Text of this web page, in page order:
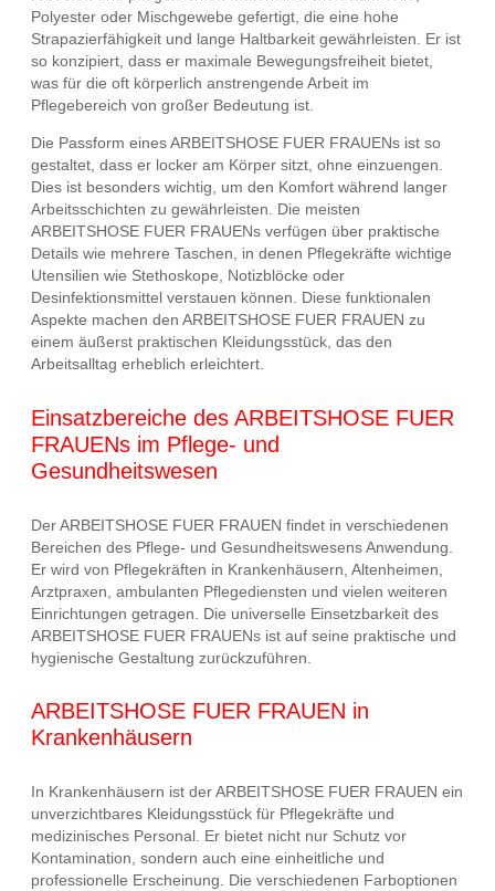
Polyester oder Mischgewebe gefertigt, die eine hohe
Strapazierfähigkeit und lange Haltbarkeit gewährleisten. Er ist
so konzipiert, dass er maximale Bewegungsfreiheit bietet,
was für die oft körperlich anstrengende Arbeit im
Pflegebereich von großer Bedeutung ist.
Die Passform eines ARBEITSHOSE FUER FRAUENs ist so
gestaltet, dass er locker am Körper sitzt, ohne einzuengen.
Dies ist besonders wichtig, um den Komfort während langer
Arbeitsschichten zu gewährleisten. Die meisten
ARBEITSHOSE FUER FRAUENs verfügen über praktische
Details wie mehrere Taschen, in denen Pflegekräfte wichtige
Utensilien wie Stethoskope, Notizblöcke oder
Desinfektionsmittel verstauen können. Diese funktionalen
Aspekte machen den ARBEITSHOSE FUER FRAUEN zu
einem äußerst praktischen Kleidungsstück, das den
Arbeitsalltag erheblich erleichtert.
Einsatzbereiche des ARBEITSHOSE FUER
FRAUENs im Pflege- und
Gesundheitswesen
Der ARBEITSHOSE FUER FRAUEN findet in verschiedenen
Bereichen des Pflege- und Gesundheitswesens Anwendung.
Er wird von Pflegekräften in Krankenhäusern, Altenheimen,
Arztpraxen, ambulanten Pflegediensten und vielen weiteren
Einrichtungen getragen. Die universelle Einsetzbarkeit des
ARBEITSHOSE FUER FRAUENs ist auf seine praktische und
hygienische Gestaltung zurückzuführen.
ARBEITSHOSE FUER FRAUEN in
Krankenhäusern
In Krankenhäusern ist der ARBEITSHOSE FUER FRAUEN ein
unverzichtbares Kleidungsstück für Pflegekräfte und
medizinisches Personal. Er bietet nicht nur Schutz vor
Kontamination, sondern auch eine einheitliche und
professionelle Erscheinung. Die verschiedenen Farboptionen